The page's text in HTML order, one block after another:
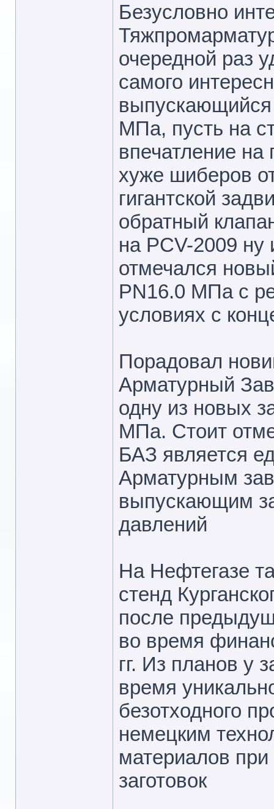
Безусловно
очередной раз
самого
МПа, пусть на
впечатление на
хуже шиберов
гигантской
обратный
на PCV-2009 ну
отмечался
PN16.0 МПа с
условиях с
Порадовал
Арматурный
одну из новых
МПа. Стоит
БАЗ является
Арматурным
выпускающим
давлений
На Нефтегазе
стенд
после
во время
гг. Из планов у
время
безотходного
немецким
материалов
заготовок